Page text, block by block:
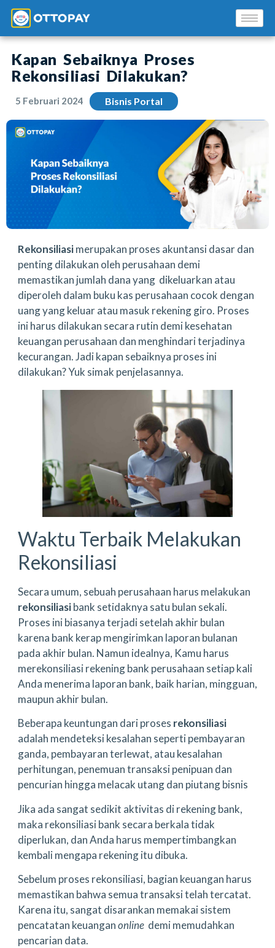
Kapan Sebaiknya Proses
Rekonsiliasi Dilakukan?
5 Februari 2024 Bisnis Portal
Rekonsiliasimerupakan proses akuntansi dasar dan
penting dilakukan oleh perusahaan demi
memastikan jumlah dana yang dikeluarkan atau
diperoleh dalam buku kas perusahaan cocok dengan
uang yang keluar atau masuk rekening giro. Proses
ini harus dilakukan secara rutin demi kesehatan
keuangan perusahaan dan menghindari terjadinya
kecurangan. Jadi kapan sebaiknya proses ini
dilakukan? Yuk simak penjelasannya.
Waktu Terbaik Melakukan
Rekonsiliasi
Secara umum, sebuah perusahaan harus melakukan
rekonsiliasibank setidaknya satu bulan sekali.
Proses ini biasanya terjadi setelah akhir bulan
karena bank kerap mengirimkan laporan bulanan
pada akhir bulan. Namun idealnya, Kamu harus
merekonsiliasi rekening bank perusahaan setiap kali
Anda menerima laporan bank, baik harian, mingguan,
maupun akhir bulan.
Beberapa keuntungan dari proses rekonsiliasi
adalah mendeteksi kesalahan seperti pembayaran
ganda, pembayaran terlewat, atau kesalahan
perhitungan, penemuan transaksi penipuan dan
pencurian hingga melacak utang dan piutang bisnis
Jika ada sangat sedikit aktivitas di rekening bank,
maka rekonsiliasi bank secara berkala tidak
diperlukan, dan Anda harus mempertimbangkan
kembali mengapa rekening itu dibuka.
Sebelum proses rekonsiliasi, bagian keuangan harus
memastikan bahwa semua transaksi telah tercatat.
Karena itu, sangat disarankan memakai sistem
pencatatan keuanganonline demi memudahkan
pencarian data.
Solusi Kami
Promo Mitra
INSTAL SEKARANG